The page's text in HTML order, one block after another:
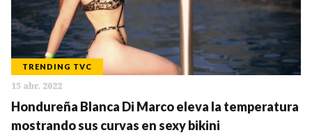
TRENDING TVC
15 abr. 2022
Hondureña Blanca Di Marco eleva la temperatura
mostrando sus curvas en sexy bikini